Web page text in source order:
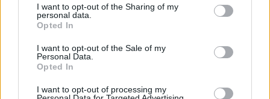
I want to opt-out of the Sharing of my
personal data.
Opted In
I want to opt-out of the Sale of my
Personal Data.
Opted In
I want to opt-out of processing my
ειδωλολατρία και ως αληθινή η πίστη της αγίας
Κυριακής, η πίστη στον Ιησού Χριστό. Γι᾽ αυτό και
αποκεφαλίσουν την Αγία. Πήραν οι δήμιοι την αγία
Κυριακή και βγήκαν έξω από την πόλη για να την
αποκεφαλίσουν, ακολούθησαν δε και μερικοί